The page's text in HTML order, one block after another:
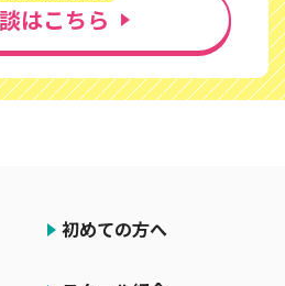
はこちら
初めての方へ